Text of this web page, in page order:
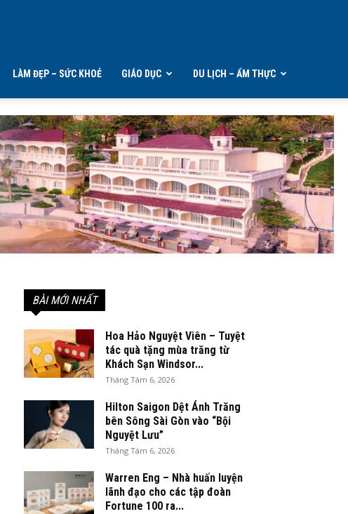
LÀM ĐẸP – SỨC KHOẺ GIÁO DỤC DU LỊCH – ẨM THỰC
BÀI MỚI NHẤT
Hoa Hảo Nguyệt Viên – Tuyệt
tác quà tặng mùa trăng từ
Khách Sạn Windsor...
Tháng Tám 6, 2026
Hilton Saigon Dệt Ánh Trăng
bên Sông Sài Gòn vào “Bội
Nguyệt Lưu”
Tháng Tám 6, 2026
Warren Eng – Nhà huấn luyện
lãnh đạo cho các tập đoàn
Fortune 100 ra...